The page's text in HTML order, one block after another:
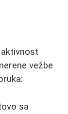
vežbe
sa